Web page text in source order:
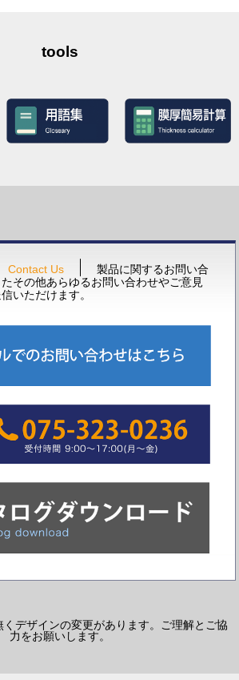
tools
Contact Us
製品に関するお問い合
その他あらゆるお問い合わせやご意見
いただけます。
デザインの変更があります。ご理解とご協
力をお願いします。